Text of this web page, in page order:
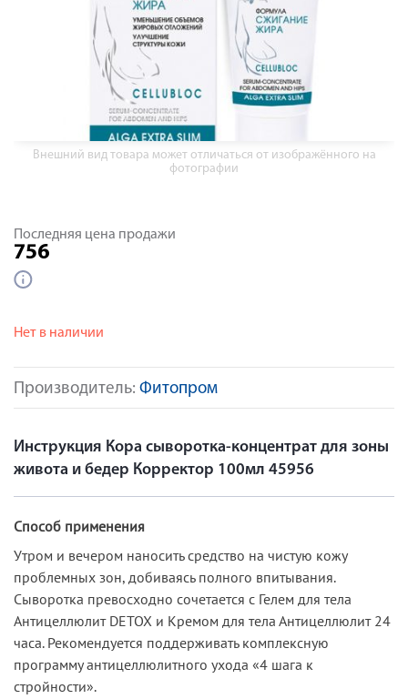
Внешний вид товара может отличаться от изображённого на
фотографии
Производитель: Фитопром
Последняя цена продажи
756
Нет в наличии
Инструкция Кора сыворотка-концентрат для зоны
живота и бедер Корректор 100мл 45956
Способ применения
Утром и вечером наносить средство на чистую кожу
проблемных зон, добиваясь полного впитывания.
Сыворотка превосходно сочетается с Гелем для тела
Антицеллюлит DETOX и Кремом для тела Антицеллюлит 24
часа. Рекомендуется поддерживать комплексную
программу антицеллюлитного ухода «4 шага к
стройности».